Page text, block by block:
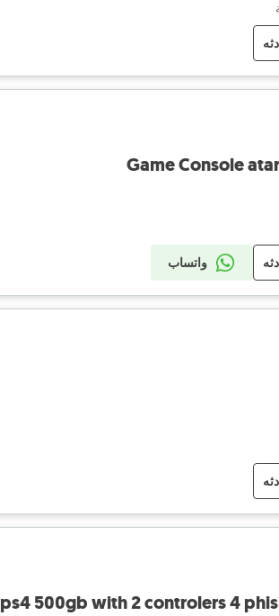
Game Console
واتساب
ps4 500gb with 2 controlers 4